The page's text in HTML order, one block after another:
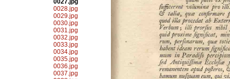
0027.jpg
0028.jpg
0029.jpg
0030.jpg
0031.jpg
0032.jpg
0033.jpg
0034.jpg
0035.jpg
0036.jpg
0037.jpg